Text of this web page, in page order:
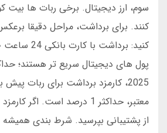
سوم، ارز دیجیتال. برخی ربات ها بیت
کنند. برای برداشت، مراحل دقیقا
کنید:
2025، کارمزد برداشت برای ربات پیش
معتبر، حداکثر 1 درصد است.
از پشتیبانی بپرسید. شرط بندی همیشه